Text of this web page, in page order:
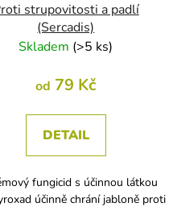
strupovitosti a padlí
(Sercadis)
Skladem (>5 ks)
od 79 Kč
DETAIL
fungicid s účinnou látkou
účinně chrání jabloně proti